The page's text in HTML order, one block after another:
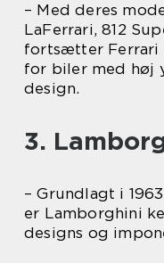
– Med deres
LaFerrari, 812
fortsætter Ferrari
for biler med høj
design.
3.
– Grundlagt i
er Lamborghini
designs og